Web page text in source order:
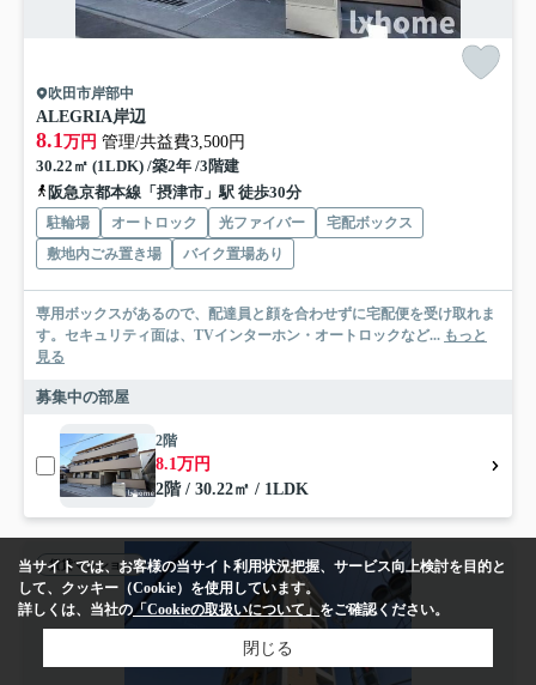
吹田市岸部中
ALEGRIA岸辺
8.1 万円 管理/共益費3,500円
30.22㎡ (1LDK) /築2年 /3階建
阪急京都本線「摂津市」駅 徒歩30分
駐輪場 オートロック 光ファイバー
宅配ボックス
敷地内ごみ置き場
バイク置場あり
専用ボックスがあるので、配達員と顔を合わせずに宅配便を受け取れま
す。セキュリティ面は、TVインターホン・オートロックなど... もっと
見る
募集中の部屋
2階
8.1万円
2階 / 30.22㎡ / 1LDK
賃貸マンション
当サイトでは、お客様の当サイト利用状況把握、サービス向上検討を目的と
して、クッキー（Cookie）を使用しています。
詳しくは、当社の「Cookieの取扱いについて」をご確認ください。
閉じる